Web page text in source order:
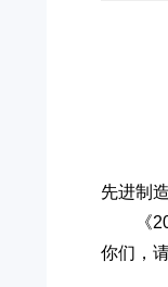
先进制
《
你们，